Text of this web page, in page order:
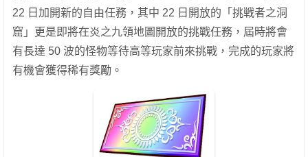
22 日加開新的自由任務，其中 22 日開放的「挑戦者之洞
窟」更是即將在炎之九領地圖開放的挑戰任務，屆時將會
有長達 50 波的怪物等待高等玩家前來挑戰，完成的玩家將
有機會獲得稀有獎勵。